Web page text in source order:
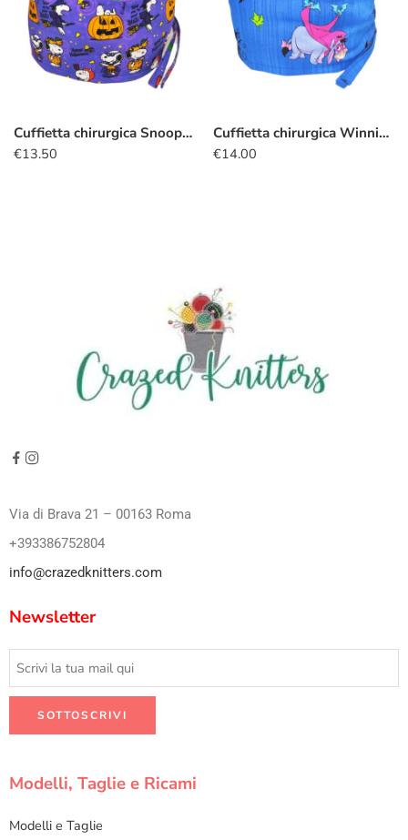
Cuffietta chirurgica Snoopy halloween
€13.50
Cuffietta chirurgica Winnie the pooh halloween
€14.00
Via di Brava 21 – 00163 Roma
+393386752804
info@crazedknitters.com
Newsletter
Modelli, Taglie e Ricami
Modelli e Taglie